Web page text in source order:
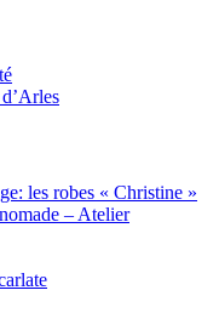
les robes « Christine »
– Atelier